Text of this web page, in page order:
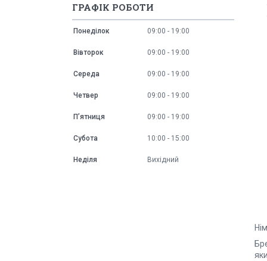
ГРАФІК РОБОТИ
Понеділок 09:00 19:00
Вівторок 09:00 19:00
Середа 09:00 19:00
Четвер 09:00 19:00
Пʼятниця 09:00 19:00
Субота 10:00 15:00
Неділя Вихідний